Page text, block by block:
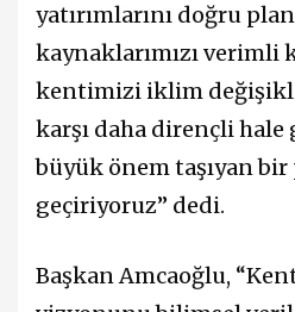
yatırımlarını doğru
kaynaklarımızı verimli
kentimizi iklim
karşı daha dirençli
büyük önem taşıyan
geçiriyoruz” dedi.
Başkan Amcaoğlu,